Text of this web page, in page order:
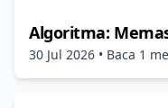
Algoritma:
30 Jul 2026 • Baca 1